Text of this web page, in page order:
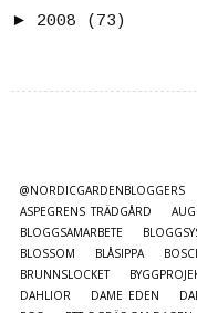
► 2008 (73)
@NORDICGARDENBLOGGERS
ASPEGRENS TRÄDGÅRD
BLOGGSAMARBETE
BLOSSOM
BLÅSIPPA
BRUNNSLOCKET
DAHLIOR
DAME EDEN